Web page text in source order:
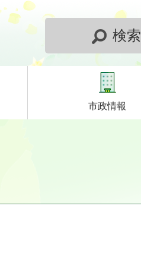
検索
市政情報